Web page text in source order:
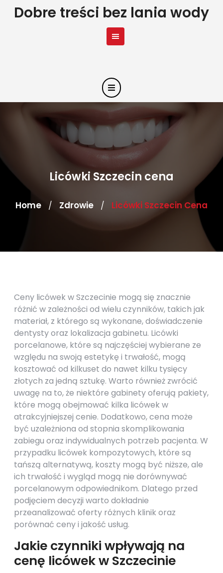
SkipDobre treści bez lania wody
Licówki Szczecin cena
Home / Zdrowie / Licówki Szczecin Cena
Ceny licówek w Szczecinie mogą się znacznie
różnić w zależności od wielu czynników, takich jak
materiał, z którego są wykonane, doświadczenie
dentysty oraz lokalizacja gabinetu. Licówki
porcelanowe, które są najczęściej wybierane ze
względu na swoją estetykę i trwałość, mogą
kosztować od kilkuset do nawet kilku tysięcy
złotych za jedną sztukę. Warto również zwrócić
uwagę na to, że niektóre gabinety oferują pakiety,
które mogą obejmować kilka licówek w
atrakcyjniejszej cenie. Dodatkowo, cena może
być uzależniona od stopnia skomplikowania
zabiegu oraz indywidualnych potrzeb pacjenta. W
przypadku licówek kompozytowych, które są
tańszą alternatywą, koszty mogą być niższe, ale
ich trwałość i wygląd mogą nie dorównywać
porcelanowym odpowiednikom. Dlatego przed
podjęciem decyzji warto dokładnie
przeanalizować oferty różnych klinik oraz
porównać ceny i jakość usług.
Jakie czynniki wpływają na
cenę licówek w Szczecinie